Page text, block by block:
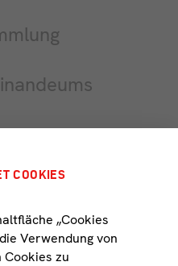
Sammlung
COOKIES
„Cookies
Verwendung von
zu